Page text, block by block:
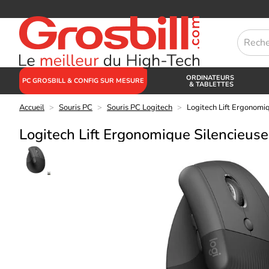
PC GROSBILL & CONFIG SUR MESURE ORDINATEURS
& TABLETTES
Accueil > Souris PC > Souris PC Logitech > Logitech Lift
Logitech Lift Ergonomique